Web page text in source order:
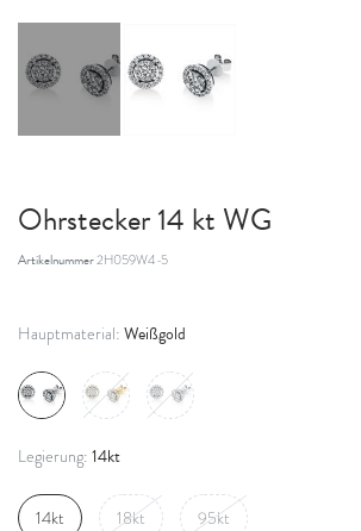
Ohrstecker 14 kt WG
Artikelnummer2H059W4-5
Hauptmaterial: Weißgold
Legierung: 14kt
14kt 18kt 95kt